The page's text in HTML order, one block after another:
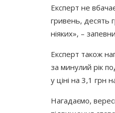
Експерт не
гривень, десять
ніяких», –
Експерт також
за минулий рік
у ціні на 3,1 грн
Нагадаємо,